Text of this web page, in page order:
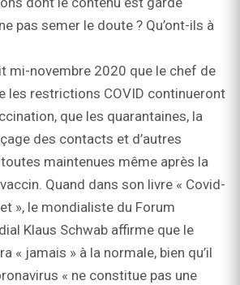
pas semer le doute ? Qu’ont-ils à
mi-novembre 2020 que le chef de
les restrictions COVID continueront
que les quarantaines, la
des contacts et d’autres
maintenues même après la
Quand dans son livre « Covid-
», le mondialiste du Forum
Klaus Schwab affirme que le
« jamais » à la normale, bien qu’il
« ne constitue pas une